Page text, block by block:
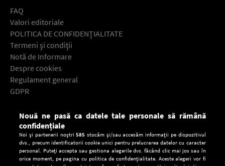
FAQ
Valori editoriale
POLITICA DE CONFIDENŢIALITATE
Termeni şi condiţii
Notă de Informare
Despre cookies
Regulament general
GDPR
Descarcă gratuit aplicaţia Europa FM pentru smartphone:
Nouă ne pasă ca datele tale personale să rămână
confidențiale
Noi și partenerii noștri585 stocăm și/sau accesăm informații pe dispozitivul
dvs., precum identificatorii cookie unici pentru prelucrarea datelor cu caracter
personal. Puteți accepta sau gestiona alegerile dvs. făcând clic mai jos sau în
orice moment, pe pagina cu politica de confidențialitate. Aceste alegeri vor fi